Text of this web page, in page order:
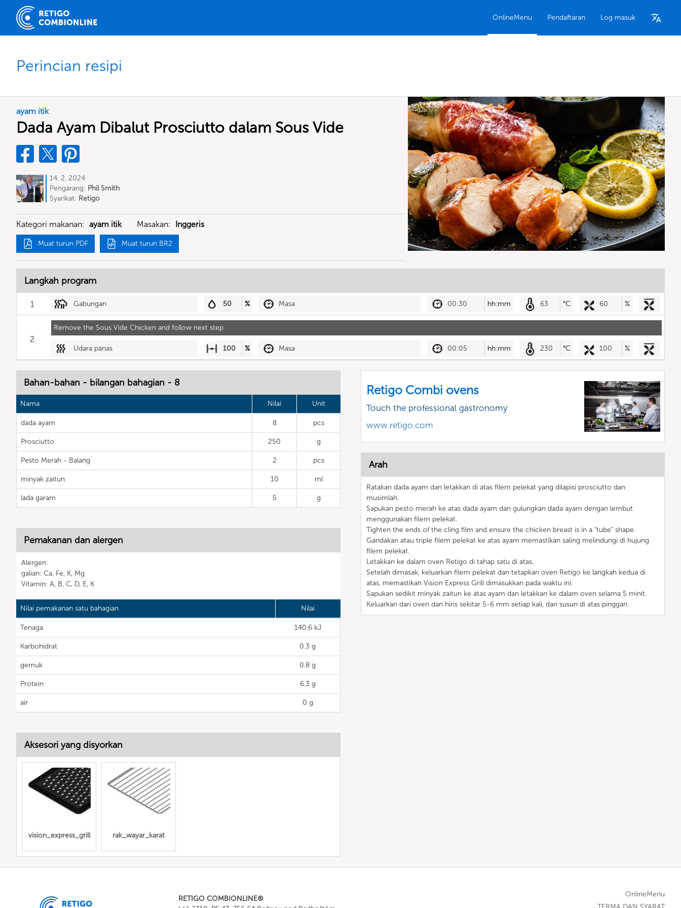
OnlineMenu Pendaftaran Log masuk
Perincian resipi
ayam itik
Dada Ayam Dibalut Prosciutto dalam Sous Vide
14. 2. 2024
Pengarang: Phil Smith
Syarikat: Retigo
Kategori makanan: ayam itik Masakan: Inggeris
Muat turun PDF Muat turun BR2
Langkah program
1 Gabungan 50 % Masa 00:30 hh:mm 63 °C 60 %
Remove the Sous Vide Chicken and follow next step
2
Udara panas 100 % Masa 00:05 hh:mm 230 °C 100 %
Bahan-bahan - bilangan bahagian - 8
Nama Nilai Unit
dada ayam 8 pcs
Prosciutto 250 g
Pesto Merah - Balang 2 pcs
minyak zaitun 10 ml
lada garam 5 g
Pemakanan dan alergen
Alergen:
galian: Ca, Fe, K, Mg
Vitamin: A, B, C, D, E, K
Nilai pemakanan satu bahagian Nilai
Tenaga 140.6 kJ
Karbohidrat 0.3 g
gemuk 0.8 g
Protein 6.3 g
air 0 g
Retigo Combi ovens
Touch the professional gastronomy
www.retigo.com
Arah
Ratakan dada ayam dan letakkan di atas filem pelekat yang dilapisi prosciutto dan
musimlah.
Sapukan pesto merah ke atas dada ayam dan gulungkan dada ayam dengan lembut
menggunakan filem pelekat.
Tighten the ends of the cling film and ensure the chicken breast is in a "tube" shape.
Gandakan atau triple filem pelekat ke atas ayam memastikan saling melindungi di hujung
filem pelekat.
Letakkan ke dalam oven Retigo di tahap satu di atas.
Setelah dimasak, keluarkan filem pelekat dan tetapkan oven Retigo ke langkah kedua di
atas, memastikan Vision Express Grill dimasukkan pada waktu ini.
Sapukan sedikit minyak zaitun ke atas ayam dan letakkan ke dalam oven selama 5 minit.
Keluarkan dari oven dan hiris sekitar 5-6 mm setiap kali, dan susun di atas pinggan.
Aksesori yang disyorkan
vision_express_grill rak_wayar_karat
RETIGO COMBIONLINE®
OnlineMenu